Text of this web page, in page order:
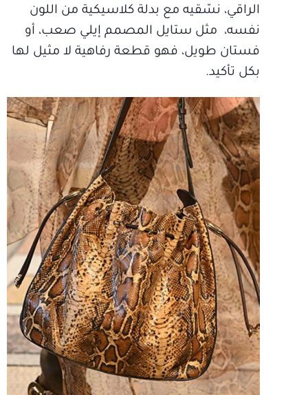
الراقي، نسّقيه مع بدلة كلاسيكية من اللون
نفسه، مثل ستايل المصمم إيلي صعب، أو
فستان طويل، فهو قطعة رفاهية لا مثيل لها
بكل تأكيد.